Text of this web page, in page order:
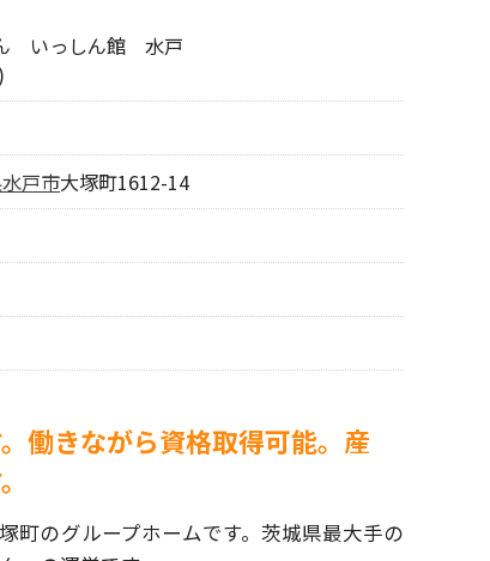
いっしん館 水戸
水戸市大塚町1612-14
働きながら資格取得可能。産
のグループホームです。 茨城県最大手の